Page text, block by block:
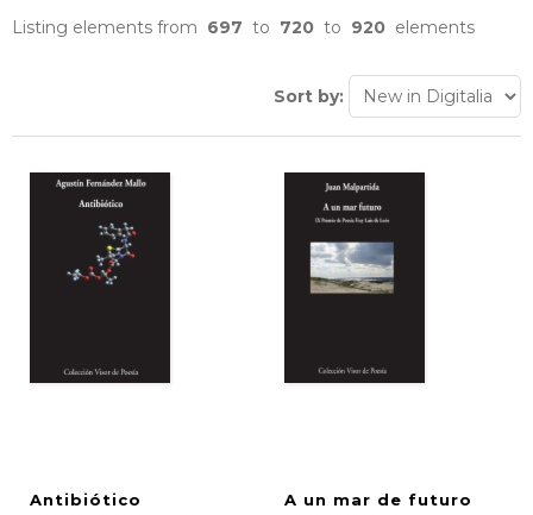
Listing elements from 697 to 720 to 920 elements
Sort by:
Antibiótico A un mar de futuro